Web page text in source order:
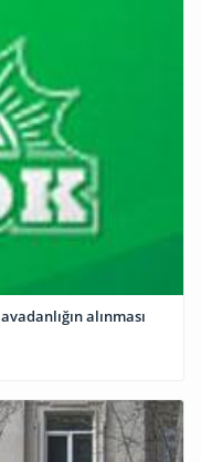
alınması